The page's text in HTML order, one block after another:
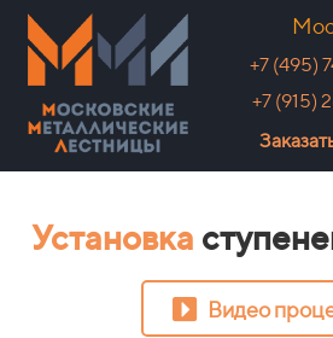
+7 (495)
+7 (915)
Установка
Видео